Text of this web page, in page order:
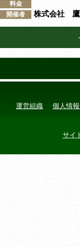
料金
開催者
株式会社
運営組織 個人情
サイ